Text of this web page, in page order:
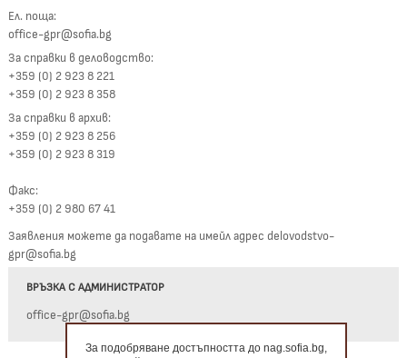
Ел. поща:
office-gpr@sofia.bg
За справки в деловодство:
+359 (0) 2 923 8 221
+359 (0) 2 923 8 358
За справки в архив:
+359 (0) 2 923 8 256
+359 (0) 2 923 8 319
Факс:
+359 (0) 2 980 67 41
Заявления можете да подавате на имейл адрес delovodstvo-
gpr@sofia.bg
ВРЪЗКА С АДМИНИСТРАТОР
office-gpr@sofia.bg
За подобряване достъпността до nag.sofia.bg,